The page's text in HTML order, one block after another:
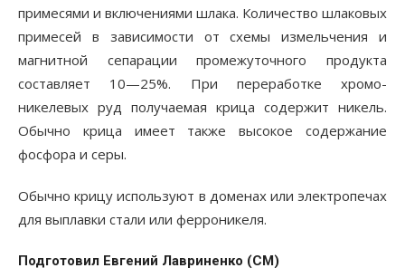
примесями и включениями шлака. Количество шлаковых
примесей в зависимости от схемы измельчения и
магнитной сепарации промежуточного продукта
составляет 10—25%. При переработке хромо-
никелевых руд получаемая крица содержит никель.
Обычно крица имеет также высокое содержание
фосфора и серы.
Обычно крицу используют в доменах или электропечах
для выплавки стали или ферроникеля.
Подготовил Евгений Лавриненко (СМ)